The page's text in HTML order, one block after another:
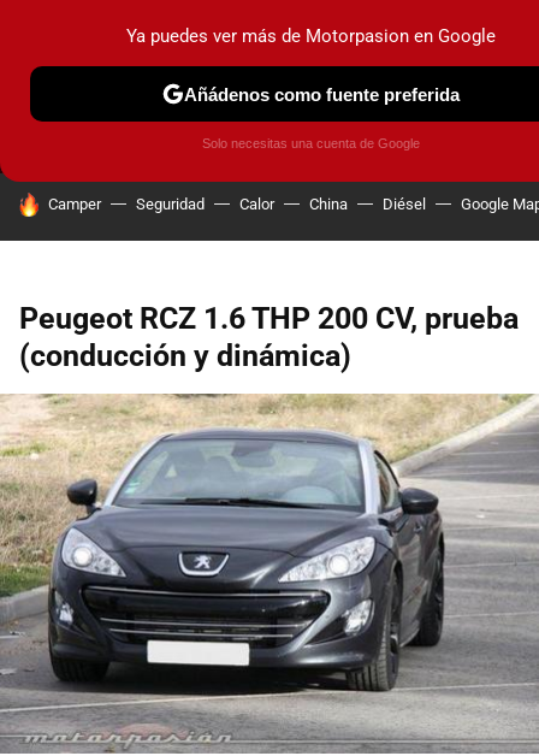
MENÚ NUEVO
COCHES ELÉCTRICOS OBSERVATORIO
HOY SE HABLA DE
Camper Seguridad Calor China Diésel Google
Peugeot RCZ 1.6 THP 200 CV, prueba
(conducción y dinámica)
Ya puedes ver más de Motorpasion en Google
Añádenos como fuente preferida
Solo necesitas una cuenta de Google